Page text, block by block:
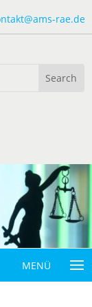
rae.de